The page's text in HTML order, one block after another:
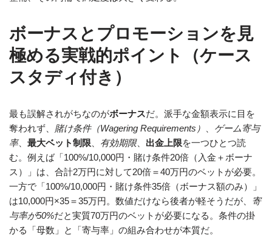
ボーナスとプロモーションを見
極める実戦的ポイント（ケース
スタディ付き）
最も誤解されがちなのがボーナスだ。派手な金額表示に目を
奪われず、 賭け条件（Wagering Requirements）
ゲーム寄与
率、 最大ベット制限 有効期限、 出金上限を一つひとつ読
む。例えば「100%/10,000円・賭け条件20倍（入金＋ボーナ
ス）」は、合計2万円に対して20倍＝40万円のベットが必要。
一方で「100%/10,000円・賭け条件35倍（ボーナス額のみ）」
は10,000円×35＝35万円。数値だけなら後者が軽そうだが、 寄
与率が50%だと実質70万円のベットが必要になる。条件の掛
かる「母数」と「寄与率」の組み合わせが本質だ。